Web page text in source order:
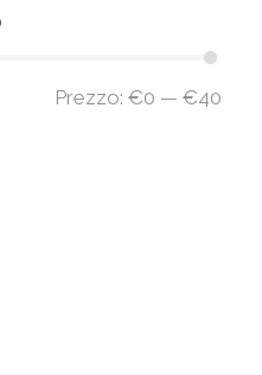
Prezzo:€0 —€40